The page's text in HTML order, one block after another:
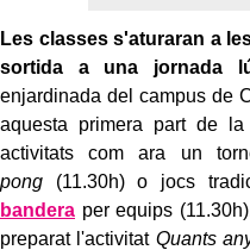
Les classes s'aturaran a
sortida a una jornada
enjardinada del campus de
aquesta primera part de
activitats com ara un
pong (11.30h) o jocs
bandera per equips
preparat l'activitat Quants